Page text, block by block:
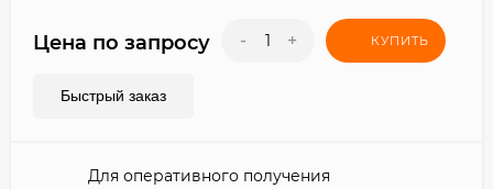
Цена по запросу - + КУПИТЬ
Быстрый заказ
Для оперативного получения